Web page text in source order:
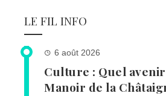
LE FIL INFO
6 août 2026
Culture : Quel
Manoir de la